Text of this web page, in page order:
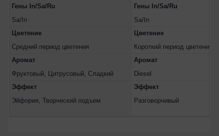
Гены In/Sa/Ru
Sa/In
Гены In/Sa/Ru
Sa/In
Цветение
Средний период цветения
Цветение
Короткий период цветения
Аромат
Фруктовый, Цитрусовый, Сладкий
Аромат
Diesel
Эффект
Эйфория, Творческий подъем
Эффект
Разговорчивый